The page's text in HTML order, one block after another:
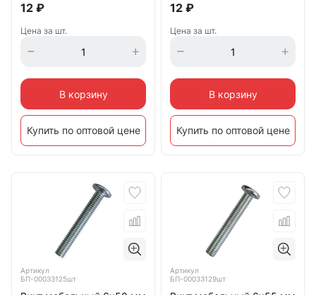
12 ₽
Цена за шт.
В корзину
Купить по оптовой цене
12 ₽
Цена за шт.
В корзину
Купить по оптовой цене
Артикул
БП-00033125шт
Артикул
БП-00033129шт